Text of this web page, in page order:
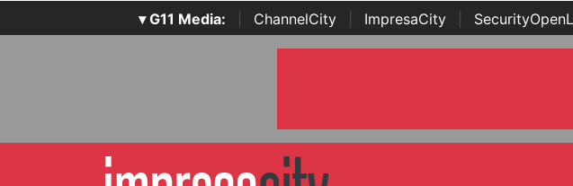
▾ G11 Media: ChannelCity ImpresaCity